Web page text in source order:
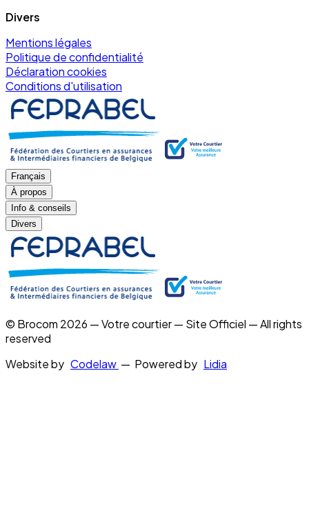
Divers
Mentions légales
Politique de confidentialité
Déclaration cookies
Conditions d'utilisation
Français
À propos
Info & conseils
Divers
© Brocom 2026 — Votre courtier — Site Officiel — All rights
reserved
Website by Codelaw — Powered by Lidia